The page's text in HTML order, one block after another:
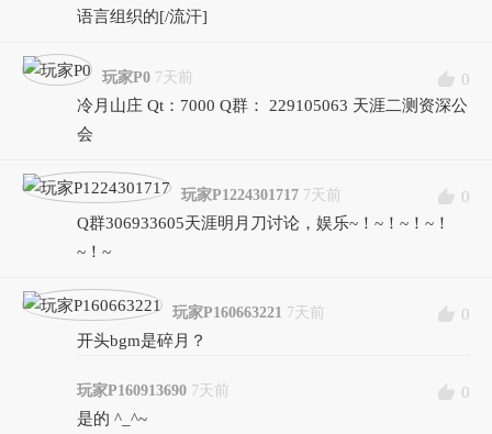
语言组织的[/流汗]
玩家P0 7天前
0
冷月山庄 Qt：7000 Q群： 229105063 天涯二测资深公
会
玩家P1224301717 7天前
0
Q群306933605天涯明月刀讨论，娱乐~！~！~！~！
~！~
玩家P160663221 7天前
0
开头bgm是碎月？
玩家P160913690 7天前
0
是的 ^_^~